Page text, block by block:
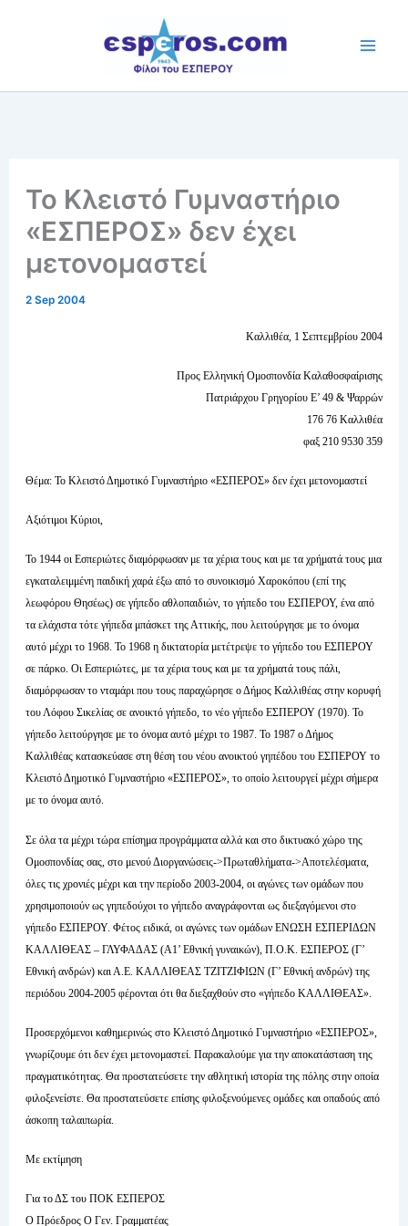
Το Κλειστό Γυμναστήριο
«ΕΣΠΕΡΟΣ» δεν έχει
μετονομαστεί
2 Sep 2004
Καλλιθέα, 1 Σεπτεμβρίου 2004
Προς Ελληνική Ομοσπονδία Καλαθοσφαίρισης
Πατριάρχου Γρηγορίου Ε’ 49 & Ψαρρών
176 76 Καλλιθέα
φαξ 210 9530 359
Θέμα: Το Κλειστό Δημοτικό Γυμναστήριο «ΕΣΠΕΡΟΣ» δεν έχει μετονομαστεί
Αξιότιμοι Κύριοι,
Το 1944 οι Εσπεριώτες διαμόρφωσαν με τα χέρια τους και με τα χρήματά τους μια
εγκαταλειμμένη παιδική χαρά έξω από το συνοικισμό Χαροκόπου (επί της
λεωφόρου Θησέως) σε γήπεδο αθλοπαιδιών, το γήπεδο του ΕΣΠΕΡΟΥ, ένα από
τα ελάχιστα τότε γήπεδα μπάσκετ της Αττικής, που λειτούργησε με το όνομα
αυτό μέχρι το 1968. Το 1968 η δικτατορία μετέτρεψε το γήπεδο του ΕΣΠΕΡΟΥ
σε πάρκο. Οι Εσπεριώτες, με τα χέρια τους και με τα χρήματά τους πάλι,
διαμόρφωσαν το νταμάρι που τους παραχώρησε ο Δήμος Καλλιθέας στην κορυφή
του Λόφου Σικελίας σε ανοικτό γήπεδο, το νέο γήπεδο ΕΣΠΕΡΟΥ (1970). Το
γήπεδο λειτούργησε με το όνομα αυτό μέχρι το 1987. Το 1987 ο Δήμος
Καλλιθέας κατασκεύασε στη θέση του νέου ανοικτού γηπέδου του ΕΣΠΕΡΟΥ το
Κλειστό Δημοτικό Γυμναστήριο «ΕΣΠΕΡΟΣ», το οποίο λειτουργεί μέχρι σήμερα
με το όνομα αυτό.
Σε όλα τα μέχρι τώρα επίσημα προγράμματα αλλά και στο δικτυακό χώρο της
Ομοσπονδίας σας, στο μενού Διοργανώσεις->Πρωταθλήματα->Αποτελέσματα,
όλες τις χρονιές μέχρι και την περίοδο 2003-2004, οι αγώνες των ομάδων που
χρησιμοποιούν ως γηπεδούχοι το γήπεδο αναγράφονται ως διεξαγόμενοι στο
γήπεδο ΕΣΠΕΡΟΥ. Φέτος ειδικά, οι αγώνες των ομάδων ΕΝΩΣΗ ΕΣΠΕΡΙΔΩΝ
ΚΑΛΛΙΘΕΑΣ – ΓΛΥΦΑΔΑΣ (Α1’ Εθνική γυναικών), Π.Ο.Κ. ΕΣΠΕΡΟΣ (Γ’
Εθνική ανδρών) και Α.Ε. ΚΑΛΛΙΘΕΑΣ ΤΖΙΤΖΙΦΙΩΝ (Γ’ Εθνική ανδρών) της
περιόδου 2004-2005 φέρονται ότι θα διεξαχθούν στο «γήπεδο ΚΑΛΛΙΘΕΑΣ».
Προσερχόμενοι καθημερινώς στο Κλειστό Δημοτικό Γυμναστήριο «ΕΣΠΕΡΟΣ»,
γνωρίζουμε ότι δεν έχει μετονομαστεί. Παρακαλούμε για την αποκατάσταση της
πραγματικότητας. Θα προστατεύσετε την αθλητική ιστορία της πόλης στην οποία
φιλοξενείστε. Θα προστατεύσετε επίσης φιλοξενούμενες ομάδες και οπαδούς από
άσκοπη ταλαιπωρία.
Με εκτίμηση
Για το ΔΣ του ΠΟΚ ΕΣΠΕΡΟΣ
Ο Πρόεδρος Ο Γεν. Γραμματέας